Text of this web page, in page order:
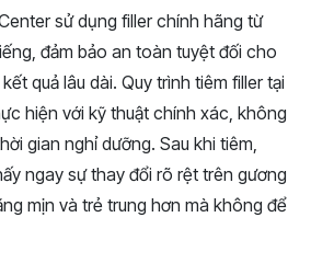
sử dụng filler chính hãng từ
đảm bảo an toàn tuyệt đối cho
quả lâu dài. Quy trình tiêm filler tại
hiện với kỹ thuật chính xác, không
gian nghỉ dưỡng. Sau khi tiêm,
ngay sự thay đổi rõ rệt trên gương
mịn và trẻ trung hơn mà không để